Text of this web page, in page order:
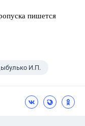
пишется
И.П.